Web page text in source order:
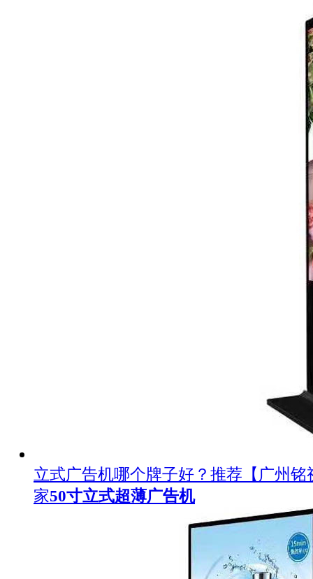
立式广告机哪个牌子好？推荐【广州铭
家50寸立式超薄广告机